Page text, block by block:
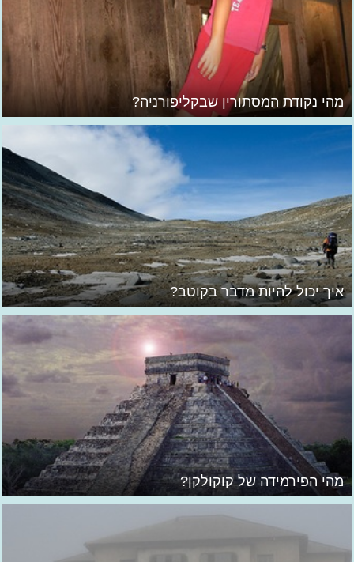
מהי נקודת המסתורין שבקליפורניה?
איך יכול להיות מדבר בקוטב?
מהי הפירמידה של קוקולקן?